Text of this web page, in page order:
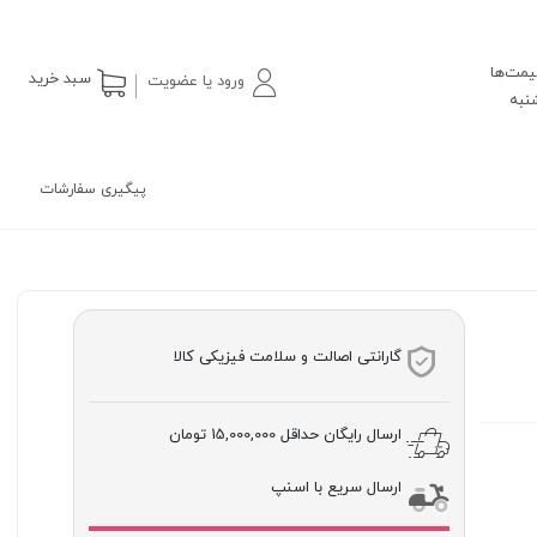
ورود یا عضویت سبد خرید
پیگیری سفارشات
گارانتی اصالت و سلامت فیزیکی کالا
ارسال رایگان حداقل 15,000,000 تومان
ارسال سریع با اسنپ